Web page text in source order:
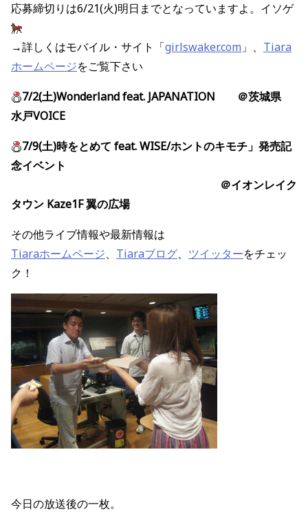
応募締切りは6/21(火)明日までとなっていますよ。イソゲ
→詳しくはモバイル・サイト「girlswaker.com 」、 Tiara
ホームページをご覧下さい
7/2(土)Wonderland feat. JAPANATION ＠茨城県
水戸VOICE
7/9(土)時をとめて feat. WISE/ホントのキモチ」発売記
念イベント
＠イオンレイク
タウン Kaze1F 翼の広場
その他ライブ情報や最新情報は
Tiaraホームページ、 Tiaraブログ、 ツイッターをチェッ
ク！
今日の放送後の一枚。